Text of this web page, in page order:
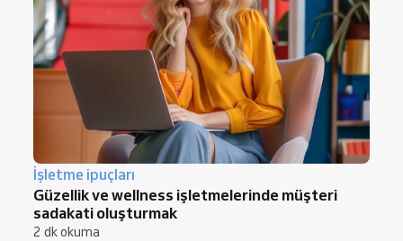
İşletme ipuçları
Güzellik ve wellness işletmelerinde müşteri
sadakati oluşturmak
2 dk okuma